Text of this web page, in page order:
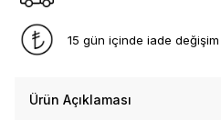
15 gün içinde iade değişim
Ürün Açıklaması